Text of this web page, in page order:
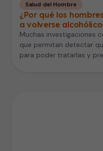
Salud del Hombre
¿Por qué los
a volverse
Muchas investigaciones
que permitan detectar
para poder tratarlas y